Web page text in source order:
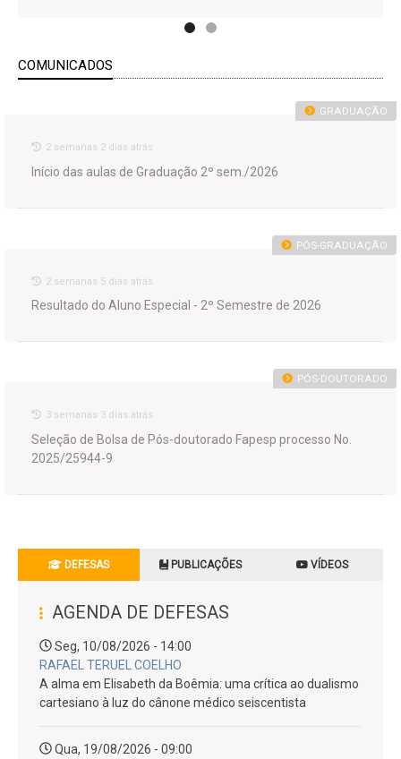
COMUNICADOS
GRADUAÇÃO
2 semanas 2 dias atrás
Início das aulas de Graduação 2º sem./2026
PÓS-GRADUAÇÃO
2 semanas 5 dias atrás
Resultado do Aluno Especial - 2º Semestre de 2026
PÓS-DOUTORADO
3 semanas 3 dias atrás
Seleção de Bolsa de Pós-doutorado Fapesp processo No.
2025/25944-9
DEFESAS PUBLICAÇÕES VÍDEOS
AGENDA DE DEFESAS
Seg, 10/08/2026 - 14:00
RAFAEL TERUEL COELHO
A alma em Elisabeth da Boêmia: uma crítica ao dualismo
cartesiano à luz do cânone médico seiscentista
Qua, 19/08/2026 - 09:00